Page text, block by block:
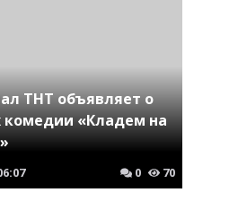
ТНТ объявляет о
комедии «Кладем на
0 70